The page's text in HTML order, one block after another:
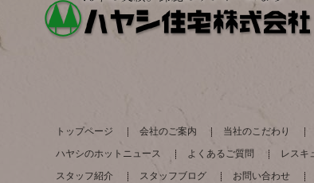
トップページ 会社のご案内 当社のこだわり
ハヤシのホットニュース よくあるご質問 レスキ
スタッフ紹介
スタッフブログ お問い合わせ